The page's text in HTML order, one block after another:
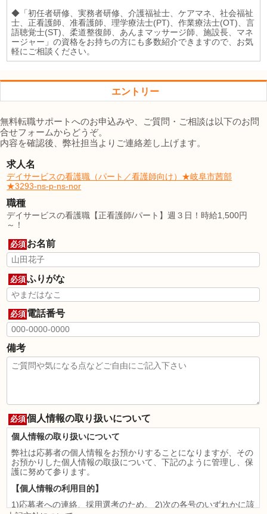
◆「初任者研修、実務者研修、介護福祉士、ケアマネ、社会福祉
士、正看護師、准看護師、理学療法士(PT)、作業療法士(OT)、言
語聴覚士(ST)、柔道整復師、あんまマッサージ師、施設長、マネ
ージャー」の資格をお持ちの方にも多数紹介できますので、お気
軽にご相談ください。
エントリー
無料転職サポートへのお申込みや、ご質問・ご相談は以下のお問
合せフォームからどうぞ。
内容を確認後、弊社担当よりご連絡差し上げます。
求人名
デイサービスの看護職（パート／看護師向け）★岐阜市茜部
★3293-ns-p-ns-nor
職種
デイサービスの看護職【正看護師/パート】週３日！時給1,500円
～！
必須 お名前
必須ふりがな
必須 電話番号
備考
必須個人情報の取り扱いについて
個人情報の取り扱いについて
弊社は応募者の個人情報をお預かりすることになりますが、その
お預かりした個人情報の取扱について、下記のように管理し、保
護に努めて参ります。
【個人情報の利用目的】
1)応募者への連絡、採用選考のため。 2)次の各号のいずれかに該